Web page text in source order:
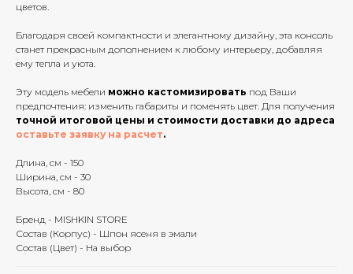
цветов.
Благодаря своей компактности и элегантному дизайну, эта консоль
станет прекрасным дополнением к любому интерьеру, добавляя
ему тепла и уюта.
Эту модель мебели можно кастомизировать под Ваши
предпочтения: изменить габариты и поменять цвет. Для получения
точной итоговой цены и стоимости доставки до адреса
оставьте заявку на расчет.
Длина, см - 150
Ширина, см - 30
Высота, см - 80
Бренд - MISHKIN STORE
Состав (Корпус) - Шпон ясеня в эмали
Состав (Цвет) - На выбор